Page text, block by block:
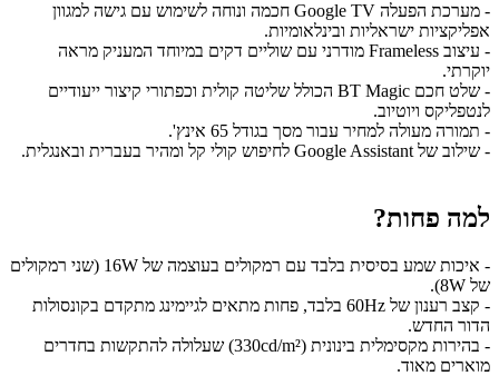
- מערכת הפעלה Google TV חכמה ונוחה לשימוש עם גישה למגוון
אפליקציות ישראליות ובינלאומיות.
- עיצוב Frameless מודרני עם שוליים דקים במיוחד המעניק מראה
יוקרתי.
- שלט חכם BT Magic הכולל שליטה קולית וכפתורי קיצור ייעודיים
לנטפליקס ויוטיוב.
- תמורה מעולה למחיר עבור מסך בגודל 65 אינץ'.
- שילוב של Google Assistant לחיפוש קולי קל ומהיר בעברית ובאנגלית.
למה פחות?
- איכות שמע בסיסית בלבד עם רמקולים בעוצמה של 16W (שני רמקולים
של 8W).
- קצב רענון של 60Hz בלבד, פחות מתאים לגיימינג מתקדם בקונסולות
הדור החדש.
- בהירות מקסימלית בינונית (330cd/m²) שעלולה להתקשות בחדרים
מוארים מאוד.